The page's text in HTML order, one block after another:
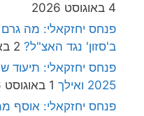
4 באוגוסט 2026
פנחס יחזקאלי: מה
ב'סזון' נגד האצ"ל? 2 באוגוסט 2026
פנחס יחזקאלי: תיעוד
2025 ואילך
1 באוגוסט 2026
פנחס יחזקאלי: אוסף